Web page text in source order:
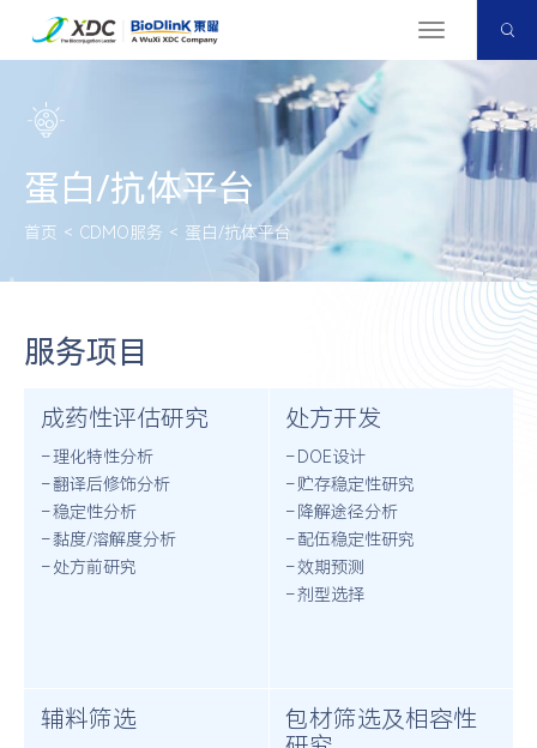
切
换
蛋白/抗体平台
首页 < CDMO服务 < 蛋白/抗体平台
服务项目
成药性评估研究
理化特性分析
翻译后修饰分析
稳定性分析
黏度/溶解度分析
处方前研究
处方开发
DOE设计
贮存稳定性研究
降解途径分析
配伍稳定性研究
效期预测
剂型选择
辅料筛选
包材筛选及相容性